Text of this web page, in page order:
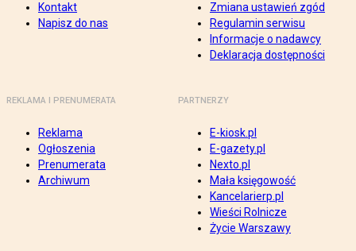
Kontakt
Napisz do nas
Zmiana ustawień zgód
Regulamin serwisu
Informacje o nadawcy
Deklaracja dostępności
REKLAMA I PRENUMERATA
Reklama
Ogłoszenia
Prenumerata
Archiwum
PARTNERZY
E-kiosk.pl
E-gazety.pl
Nexto.pl
Mała księgowość
Kancelarierp.pl
Wieści Rolnicze
Życie Warszawy